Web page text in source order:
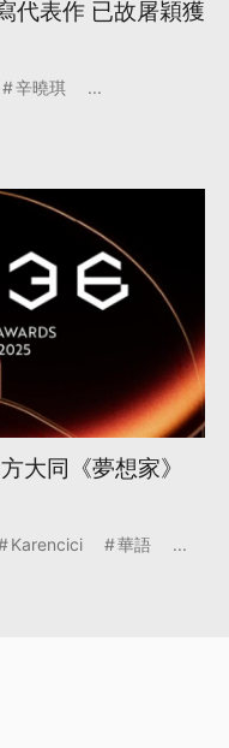
代表作 已故屠穎獲
辛曉琪 ...
大同《夢想家》
Karencici 華語 ...